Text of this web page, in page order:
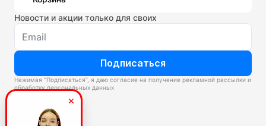
Новости и акции только для своих
Подписаться
Нажимая “Подписаться”, я даю согласие на получение рекламной рассылки и
обработку персональных данных
Склады